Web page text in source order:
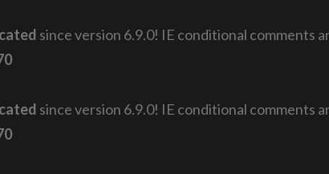
since version 6.9.0! IE conditional comments
since version 6.9.0! IE conditional comments